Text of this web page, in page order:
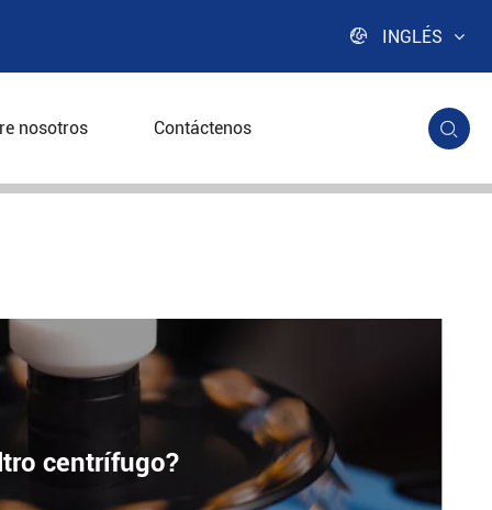
 INGLÉS
nosotros Contáctenos 
centrífugo?
es un tipo de equipo de filtración